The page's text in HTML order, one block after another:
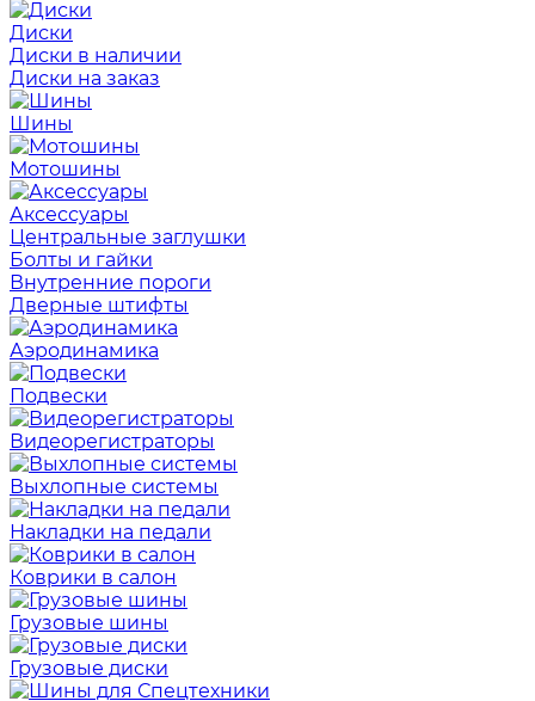
Диски
Диски в наличии
Диски на заказ
Шины
Мотошины
Аксессуары
Центральные заглушки
Болты и гайки
Внутренние пороги
Дверные штифты
Аэродинамика
Подвески
Видеорегистраторы
Выхлопные системы
Накладки на педали
Коврики в салон
Грузовые шины
Грузовые диски